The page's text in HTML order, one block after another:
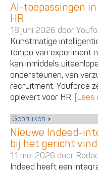
AI-toepassingen
HR
18 juni 2026 door
Kunstmatige
tempo van experiment
kan inmiddels
ondersteunen, van
recruitment. Youforce
oplevert voor HR. [Lees
Gebruiken
Nieuwe Indeed-
bij het gericht
11 mei 2026 door
Indeed heeft een